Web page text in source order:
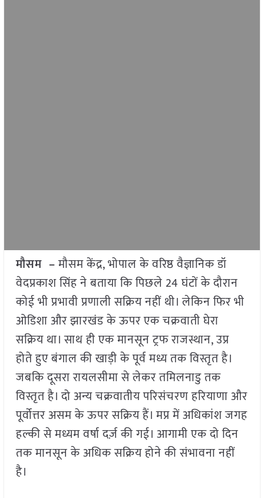
मौसम –मौसम केंद्र, भोपाल के वरिष्ठ वैज्ञानिक डॉ
वेदप्रकाश सिंह ने बताया कि पिछले 24 घंटों के दौरान
कोई भी प्रभावी प्रणाली सक्रिय नहीं थी। लेकिन फिर भी
ओडिशा और झारखंड के ऊपर एक चक्रवाती घेरा
सक्रिय था। साथ ही एक मानसून ट्रफ राजस्थान, उप्र
होते हुए बंगाल की खाड़ी के पूर्व मध्य तक विस्तृत है।
जबकि दूसरा रायलसीमा से लेकर तमिलनाडु तक
विस्तृत है। दो अन्य चक्रवातीय परिसंचरण हरियाणा और
पूर्वोत्तर असम के ऊपर सक्रिय हैं। मप्र में अधिकांश जगह
हल्की से मध्यम वर्षा दर्ज़ की गई। आगामी एक दो दिन
तक मानसून के अधिक सक्रिय होने की संभावना नहीं
है।